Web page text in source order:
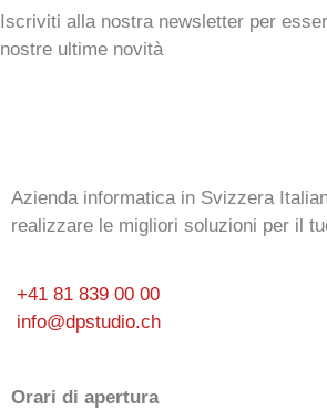
Iscriviti alla nostra newsletter per
nostre ultime novità
Azienda informatica in Svizzera
realizzare le migliori soluzioni per il
+41 81 839 00 00
info@dpstudio.ch
Orari di apertura